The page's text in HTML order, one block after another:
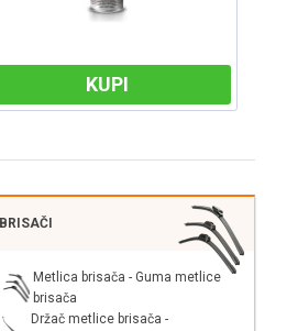
KUPI
BRISAČI
Metlica brisača - Guma metlice
brisača
Držač metlice brisača -